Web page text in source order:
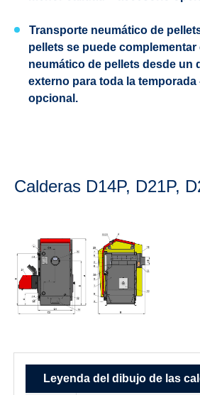
Transporte neumático de
pellets se puede
neumático de pellets desde un
externo para toda la temporada
opcional.
Calderas D14P, D21P,
Leyenda del dibujo de las